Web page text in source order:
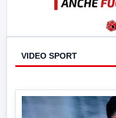
VIDEO SPORT